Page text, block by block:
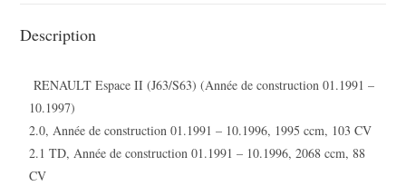
2.1
Description
RENAULT Espace II (J63/S63) (Année de construction 01.1991 –
10.1997)
2.0, Année de construction 01.1991 – 10.1996, 1995 ccm, 103 CV
2.1 TD, Année de construction 01.1991 – 10.1996, 2068 ccm, 88
CV